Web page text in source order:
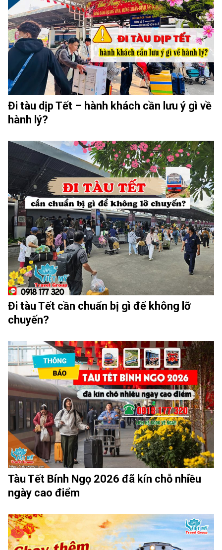
Đi tàu dịp Tết – hành khách cần lưu ý gì về
hành lý?
Đi tàu Tết cần chuẩn bị gì để không lỡ
chuyến?
Tàu Tết Bính Ngọ 2026 đã kín chỗ nhiều
ngày cao điểm